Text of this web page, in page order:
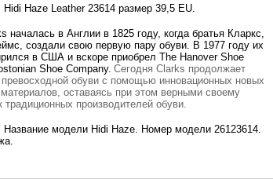
Hidi Haze Leather 23614 размер 39,5 EU.
началась в Англии в 1825 году, когда братья Кларкс,
создали свою первую пару обуви. В 1977 году их
в США и вскоре приобрел The Hanover Shoe
Shoe Company. Сегодня Clarks продолжает
превосходной обуви с помощью инновационных новых
материалов, оставаясь при этом верными своему
традиционных производителей обуви.
Название модели Hidi Haze. Номер модели 26123614.